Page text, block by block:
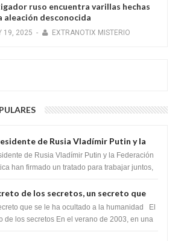
ruso encuentra varillas hechas
aleación desconocida
19, 2025 - EXTRANOTIX MISTERIO
de Rusia Vladímir Putin y la
Galactica han firmado un
para acabar con los Sionistas?
de Rusia Vladímir Putin y la Federación
han firmado un tratado para trabajar juntos,
de los secretos, un secreto que
por completo el destino de la
que se le ha ocultado a la humanidad El
de los secretos En el verano de 2003, en una